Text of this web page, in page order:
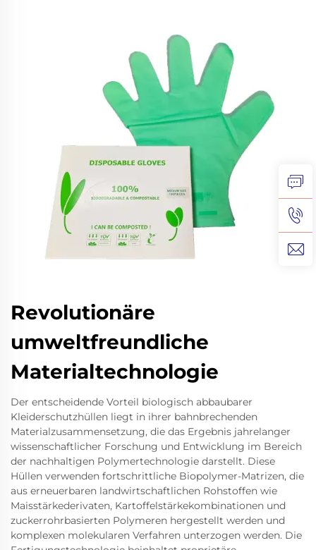
Revolutionäre
umweltfreundliche
Materialtechnologie
Der entscheidende Vorteil biologisch abbaubarer
Kleiderschutzhüllen liegt in ihrer bahnbrechenden
Materialzusammensetzung, die das Ergebnis jahrelanger
wissenschaftlicher Forschung und Entwicklung im Bereich
der nachhaltigen Polymertechnologie darstellt. Diese
Hüllen verwenden fortschrittliche Biopolymer-Matrizen, die
aus erneuerbaren landwirtschaftlichen Rohstoffen wie
Maisstärkederivaten, Kartoffelstärkekombinationen und
zuckerrohrbasierten Polymeren hergestellt werden und
komplexen molekularen Verfahren unterzogen werden. Die